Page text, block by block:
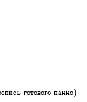
готового панно)